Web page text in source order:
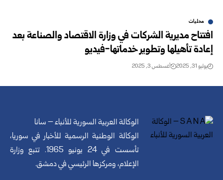
محليات
افتتاح مديرية الشركات في وزارة الاقتصاد والصناعة بعد
إعادة تأهيلها وتطوير خدماتها-فيديو
يوليو 31, 2025 أغسطس 3, 2025
الوكالة العربية السورية للأنباء – سانا
الوكالة الوطنية الرسمية للأخبار في سوريا،
تأسست في 24 يونيو 1965. تتبع وزارة
الإعلام، ومركزها الرئيسي في دمشق.